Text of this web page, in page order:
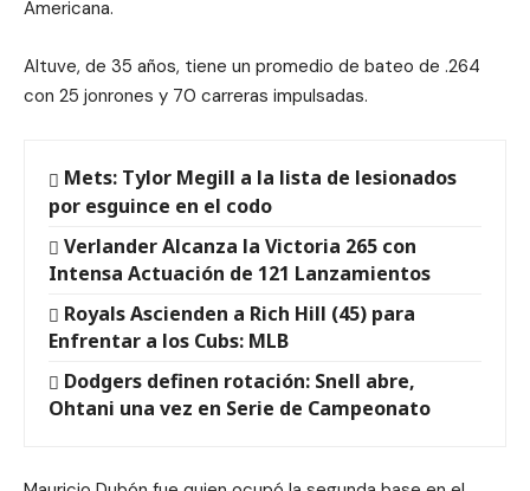
Americana.
Altuve, de 35 años, tiene un promedio de bateo de .264
con 25 jonrones y 70 carreras impulsadas.
Mets: Tylor Megill a la lista de lesionados
por esguince en el codo
Verlander Alcanza la Victoria 265 con
Intensa Actuación de 121 Lanzamientos
Royals Ascienden a Rich Hill (45) para
Enfrentar a los Cubs: MLB
Dodgers definen rotación: Snell abre,
Ohtani una vez en Serie de Campeonato